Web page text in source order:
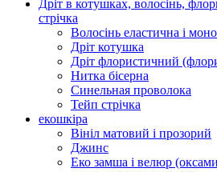
Дріт в котушках, волосінь,
стрічка
Волосінь еластична і
Дріт котушка
Дріт флористичний
Нитка бісерна
Синельная проволока
Тейп стрічка
екошкіра
Вініл матовий і прозорий
Джинс
Еко замша і велюр